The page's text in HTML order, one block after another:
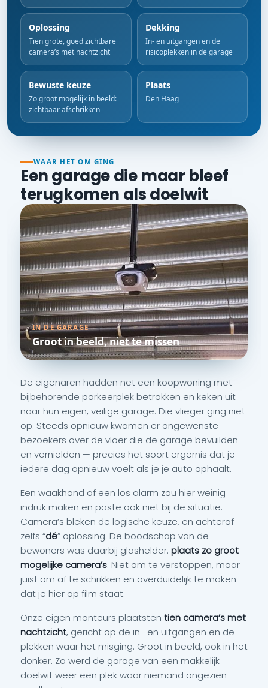
Oplossing
Tien grote, goed zichtbare
camera’s met nachtzicht
Dekking
In- en uitgangen en de
risicoplekken in de garage
Bewuste keuze
Zo groot mogelijk in beeld:
zichtbaar afschrikken
Plaats
Den Haag
WAAR HET OM GING
Een garage die maar bleef
terugkomen als doelwit
De eigenaren hadden net een koopwoning met
bijbehorende parkeerplek betrokken en keken uit
naar hun eigen, veilige garage. Die vlieger ging niet
op. Steeds opnieuw kwamen er ongewenste
bezoekers over de vloer die de garage bevuilden
en vernielden — precies het soort ergernis dat je
iedere dag opnieuw voelt als je je auto ophaalt.
Een waakhond of een los alarm zou hier weinig
indruk maken en paste ook niet bij de situatie.
Camera’s bleken de logische keuze, en achteraf
zelfs “dé” oplossing. De boodschap van de
bewoners was daarbij glashelder: plaats zo groot
mogelijke camera’s. Niet om te verstoppen, maar
juist om af te schrikken en overduidelijk te maken
dat je hier op film staat.
Onze eigen monteurs plaatsten tien camera’s met
nachtzicht, gericht op de in- en uitgangen en de
plekken waar het misging. Groot in beeld, ook in het
donker. Zo werd de garage van een makkelijk
doelwit weer een plek waar niemand ongezien
IN DE GARAGE
Groot in beeld, niet te missen